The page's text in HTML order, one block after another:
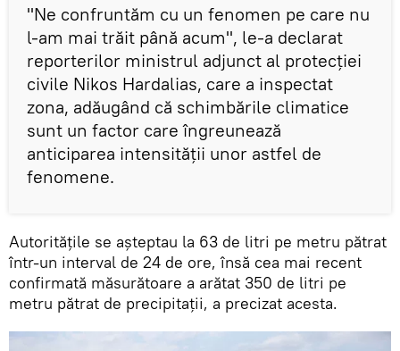
''Ne confruntăm cu un fenomen pe care nu
l-am mai trăit până acum'', le-a declarat
reporterilor ministrul adjunct al protecţiei
civile Nikos Hardalias, care a inspectat
zona, adăugând că schimbările climatice
sunt un factor care îngreunează
anticiparea intensităţii unor astfel de
fenomene.
Autorităţile se aşteptau la 63 de litri pe metru pătrat
într-un interval de 24 de ore, însă cea mai recent
confirmată măsurătoare a arătat 350 de litri pe
metru pătrat de precipitaţii, a precizat acesta.